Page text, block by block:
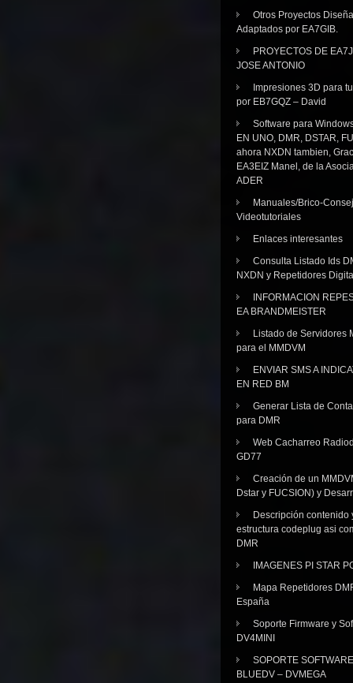
Otros Proyectos
Adaptados por EA7GIB.
PROYECTOS DE
JOSE ANTONIO
Impresiones 3D para
por EB7GQZ – David
Software para
EN UNO, DMR, DSTAR,
ahora NXDN tambien,
EA3EIZ Manel, de la
ADER
Manuales/Brico-
Videotutoriales
Enlaces interesantes
Consulta Listado Ids
NXDN y Repetidores
INFORMACION
EA BRANDMEISTER
Listado de Servidores
para el MMDVM
ENVIAR SMS A
EN RED BM
Generar Lista de
para DMR
Web Cacharreo
GD77
Creación de un
Dstar y FUCSION) y
Descripción contenido
estructura codeplug asi
DMR
IMAGENES PI STAR
Mapa Repetidores
España
Soporte Firmware y
DV4MINI
SOPORTE SOFTWARE
BLUEDV – DVMEGA